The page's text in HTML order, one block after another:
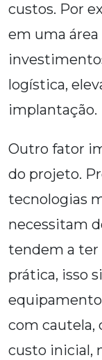
custos. Por
em uma
logística,
implantação.
Outro fator
do projeto.
tecnologias
necessitam
tendem a ter
prática, isso
com cautela,
custo inicial,